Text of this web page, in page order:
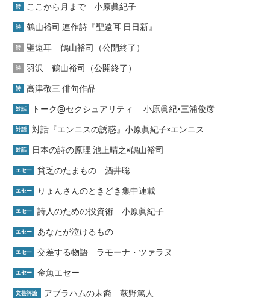
詩 ここから月まで 小原眞紀子
詩 鶴山裕司 連作詩『聖遠耳 日日新』
詩 聖遠耳 鶴山裕司（公開終了）
詩 羽沢 鶴山裕司（公開終了）
詩 高津敬三 俳句作品
対話 トーク@セクシュアリティ― 小原眞紀×三浦俊彦
対話 対話『エンニスの誘惑』小原眞紀子×エンニス
対話 日本の詩の原理 池上晴之×鶴山裕司
エセー 貧乏のたまもの 酒井聡
エセー りょんさんのときどき集中連載
エセー 詩人のための投資術 小原眞紀子
エセー あなたが泣けるもの
エセー 交差する物語 ラモーナ・ツァラヌ
エセー 金魚エセー
文芸評論 アブラハムの末裔 萩野篤人